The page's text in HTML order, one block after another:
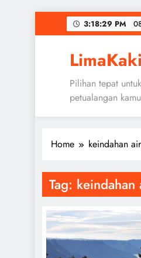
to
3:18:31 PM
LimaKaki
Pilihan tepat
petualangan
Home keindahan
Tag: